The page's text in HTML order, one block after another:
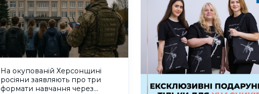
На окупованій Херсонщині
росіяни заявляють про три
формати навчання через